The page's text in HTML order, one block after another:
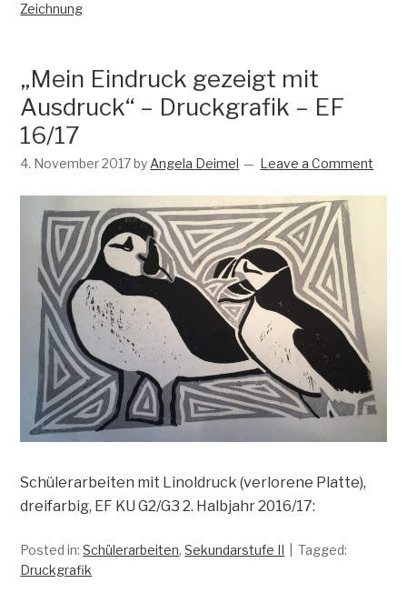
Zeichnung
„Mein Eindruck gezeigt mit
Ausdruck“ – Druckgrafik – EF
16/17
4. November 2017by Angela Deimel Leave a Comment
Schülerarbeiten mit Linoldruck (verlorene Platte),
dreifarbig, EF KU G2/G3 2. Halbjahr 2016/17:
Posted in:Schülerarbeiten,Sekundarstufe II
Tagged:
Druckgrafik